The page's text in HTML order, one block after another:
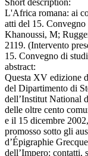
Short description:
L'Africa romana: ai
atti del 15.
Khanoussi, M;
2119. (Intervento
15. Convegno di
abstract:
Questa XV edizione
del Dipartimento di
dell’Institut National
delle oltre cento
e il 15 dicembre
promosso sotto gli
d’Épigraphie
dell’Impero: contatti,